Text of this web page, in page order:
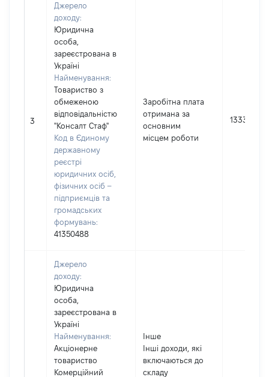
3
Джерело
доходу:
Юридична
особа,
зареєстрована в
Україні
Найменування:
Товариство з
обмеженою
відповідальністю
"Консалт Стаф"
Код в Єдиному
державному
реєстрі
юридичних осіб,
фізичних осіб –
підприємців та
громадських
формувань:
41350488
Заробітна плата
отримана за
основним
місцем роботи
13339
Джерело
доходу:
Юридична
особа,
зареєстрована в
Україні
Найменування:
Акціонерне
товариство
Комерційний
Інше
Інші доходи, які
включаються до
складу